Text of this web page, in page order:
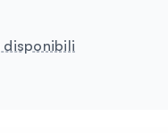
disponibili